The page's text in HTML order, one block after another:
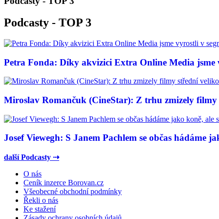
Podcasty - TOP 3
Petra Fonda: Díky akvizici Extra Online Media jsme
Miroslav Romančuk (CineStar): Z trhu zmizely
Josef Viewegh: S Janem Pachlem se občas hádáme
další Podcasty ⇢
O nás
Ceník inzerce Borovan.cz
Všeobecné obchodní podmínky
Řekli o nás
Ke stažení